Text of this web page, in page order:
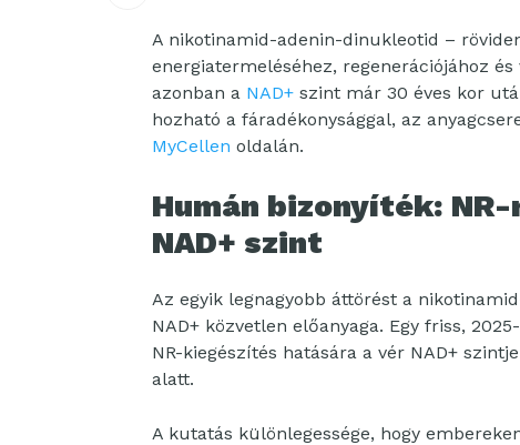
A nikotinamid-adenin-dinukleotid –
energiatermeléséhez, regenerációjához
azonban a NAD+ szint már 30 éves kor
hozható a fáradékonysággal, az
MyCellen oldalán.
Humán bizonyíték:
NAD+ szint
Az egyik legnagyobb áttörést a
NAD+ közvetlen előanyaga. Egy friss,
NR-kiegészítés hatására a vér NAD+
alatt.
A kutatás különlegessége, hogy